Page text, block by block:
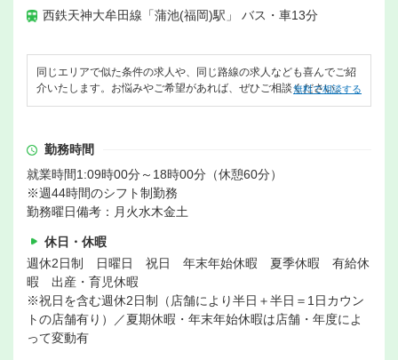
西鉄天神大牟田線「蒲池(福岡)駅」 バス・車13分
同じエリアで似た条件の求人や、同じ路線の求人なども喜んでご紹
介いたします。お悩みやご希望があれば、ぜひご相談ください。
無料で相談する
勤務時間
就業時間1:09時00分～18時00分（休憩60分）
※週44時間のシフト制勤務
勤務曜日備考：月火水木金土
休日・休暇
週休2日制 日曜日 祝日 年末年始休暇 夏季休暇 有給休
暇 出産・育児休暇
※祝日を含む週休2日制（店舗により半日＋半日＝1日カウン
トの店舗有り）／夏期休暇・年末年始休暇は店舗・年度によ
って変動有